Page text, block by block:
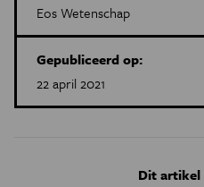
Eos Wetenschap
Gepubliceerd op:
22 april 2021
Dit artikel